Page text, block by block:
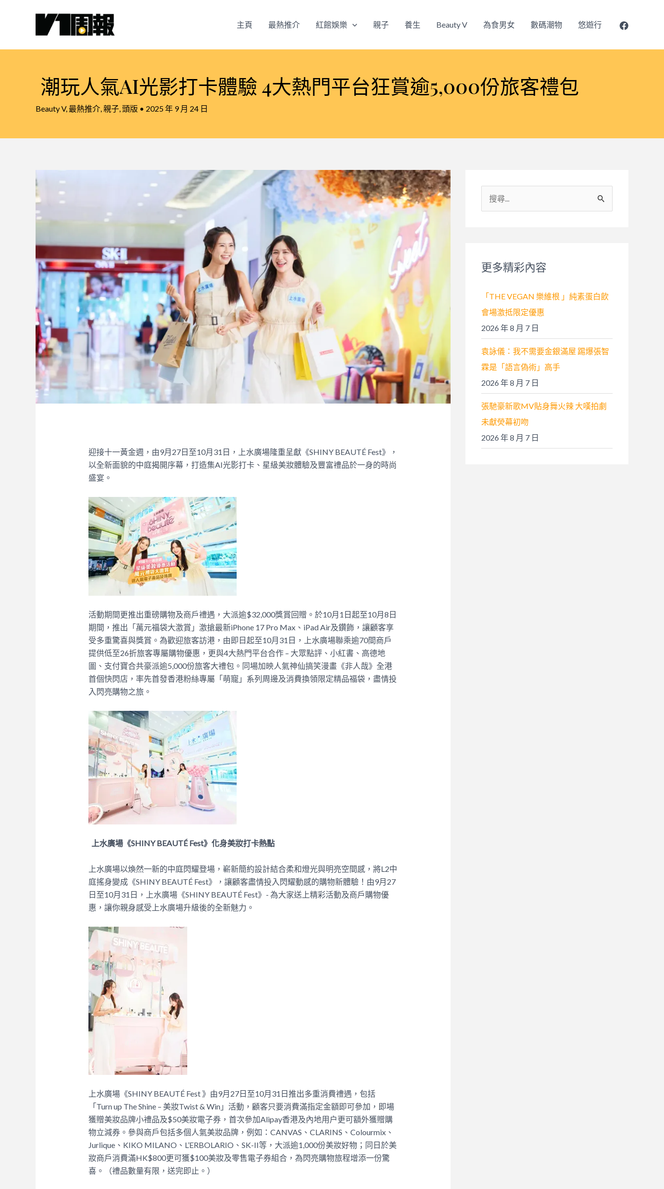
主頁 最熱推介 紅館娛樂 親子 養生 Beauty V 為食男女 數碼潮物 悠遊行
潮玩人氣AI光影打卡體驗 4大熱門平台狂賞逾5,000份旅客禮包
Beauty V, 最熱推介 親子 頭版 • 2025 年 9 月 24 日
迎接十一黃金週，由9月27日至10月31日，上水廣場隆重呈獻《SHINY BEAUTÉ Fest》，
以全新面貌的中庭揭開序幕，打造集AI光影打卡、星級美妝體驗及豐富禮品於一身的時尚
盛宴。
活動期間更推出重磅購物及商戶禮遇，大派逾$32,000獎賞回贈。於10月1日起至10月8日
期間，推出「萬元福袋大激賞」激搶最新iPhone 17 Pro Max、iPad Air及鑽飾，讓顧客享
受多重驚喜與獎賞。為歡迎旅客訪港，由即日起至10月31日，上水廣場聯乘逾70間商戶
提供低至26折旅客專屬購物優惠，更與4大熱門平台合作 – 大眾點評、小紅書、高德地
圖、支付寶合共豪派逾5,000份旅客大禮包。同場加映人氣神仙搞笑漫畫《非人哉》全港
首個快閃店，率先首發香港粉絲專屬「萌寵」系列周邊及消費換領限定精品福袋，盡情投
入閃亮購物之旅。
上水廣場《SHINY BEAUTÉ Fest》化身美妝打卡熱點
上水廣場以煥然一新的中庭閃耀登場，嶄新簡約設計結合柔和燈光與明亮空間感，將L2中
庭搖身變成《SHINY BEAUTÉ Fest》，讓顧客盡情投入閃耀動感的購物新體驗！由9月27
日至10月31日，上水廣場《SHINY BEAUTÉ Fest》- 為大家送上精彩活動及商戶購物優
惠，讓你親身感受上水廣場升級後的全新魅力。
上水廣場《SHINY BEAUTÉ Fest 》由9月27日至10月31日推出多重消費禮遇，包括
「Turn up The Shine – 美妝Twist & Win」活動，顧客只要消費滿指定金額即可參加，即場
獲贈美妝品牌小禮品及$50美妝電子券，首次參加Alipay香港及內地用户更可額外獲贈購
物立減券。參與商戶包括多個人氣美妝品牌，例如：CANVAS、CLARINS、Colourmix、
Jurlique、KIKO MILANO、L’ERBOLARIO、SK-II等，大派逾1,000份美妝好物；同日於美
妝商戶消費滿HK$800更可獲$100美妝及零售電子券組合，為閃亮購物旅程增添一份驚
喜。（禮品數量有限，送完即止。）
尋
:更多精彩內容
「THE VEGAN 樂維根 」純素蛋白飲
會場激抵限定優惠
2026 年 8 月 7 日
袁詠儀：我不需要金銀滿屋 踢爆張智
霖是「語言偽術」高手
2026 年 8 月 7 日
張馳豪新歌MV貼身舞火辣 大嘆拍劇
未獻熒幕初吻
2026 年 8 月 7 日